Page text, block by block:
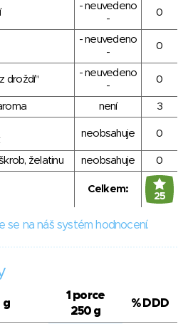
- neuvedeno
-
0
- neuvedeno
-
0
droždí"
- neuvedeno
-
0
není
3
neobsahuje 0
želatinu neobsahuje 0
Celkem:
25
se na náš systém hodnocení.
g
1 porce
250 g
% DDD